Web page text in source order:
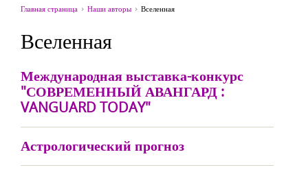
Главная страница Наши авторы Вселенная
Вселенная
Международная выставка-конкурс
"СОВРЕМЕННЫЙ АВАНГАРД :
VANGUARD TODAY"
Астрологический прогноз